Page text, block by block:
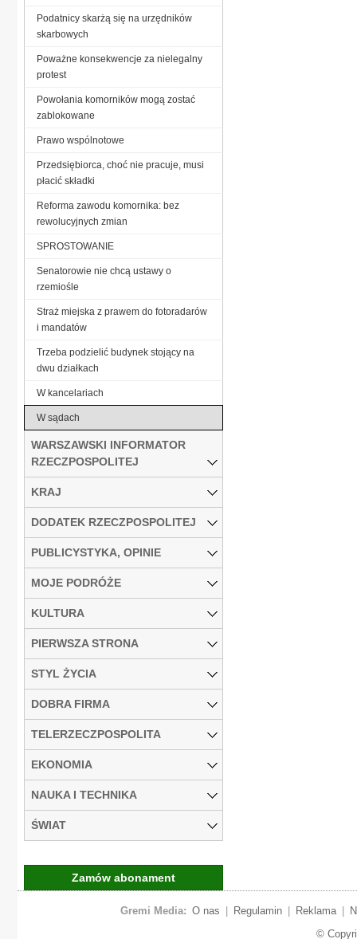
Podatnicy skarżą się na urzędników
skarbowych
Poważne konsekwencje za nielegalny
protest
Powołania komorników mogą zostać
zablokowane
Prawo wspólnotowe
Przedsiębiorca, choć nie pracuje, musi
płacić składki
Reforma zawodu komornika: bez
rewolucyjnych zmian
SPROSTOWANIE
Senatorowie nie chcą ustawy o
rzemiośle
Straż miejska z prawem do fotoradarów
i mandatów
Trzeba podzielić budynek stojący na
dwu działkach
W kancelariach
W sądach
WARSZAWSKI INFORMATOR
RZECZPOSPOLITEJ
KRAJ
DODATEK RZECZPOSPOLITEJ
PUBLICYSTYKA, OPINIE
MOJE PODRÓŻE
KULTURA
PIERWSZA STRONA
STYL ŻYCIA
DOBRA FIRMA
TELERZECZPOSPOLITA
EKONOMIA
NAUKA I TECHNIKA
ŚWIAT
Zamów abonament
Gremi Media: O nas Regulamin Reklama
©